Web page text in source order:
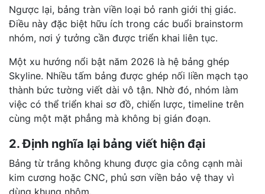
Ngược lại, bảng tràn viền loại bỏ ranh giới thị giác.
Điều này đặc biệt hữu ích trong các buổi brainstorm
nhóm, nơi ý tưởng cần được triển khai liên tục.
Một xu hướng nổi bật năm 2026 là hệ bảng ghép
Skyline. Nhiều tấm bảng được ghép nối liền mạch tạo
thành bức tường viết dài vô tận. Nhờ đó, nhóm làm
việc có thể triển khai sơ đồ, chiến lược, timeline trên
cùng một mặt phẳng mà không bị gián đoạn.
2. Định nghĩa lại bảng viết hiện đại
Bảng từ trắng không khung được gia công cạnh mài
kim cương hoặc CNC, phủ sơn viền bảo vệ thay vì